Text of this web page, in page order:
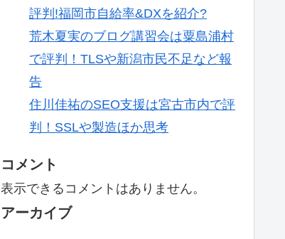
評判!福岡市自給率&DXを紹介?
荒木夏実のブログ講習会は粟島浦村
で評判！TLSや新潟市民不足など報
告
住川佳祐のSEO支援は宮古市内で評
判！SSLや製造ほか思考
コメント
表示できるコメントはありません。
アーカイブ